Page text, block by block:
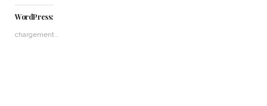
WordPress:
chargement…